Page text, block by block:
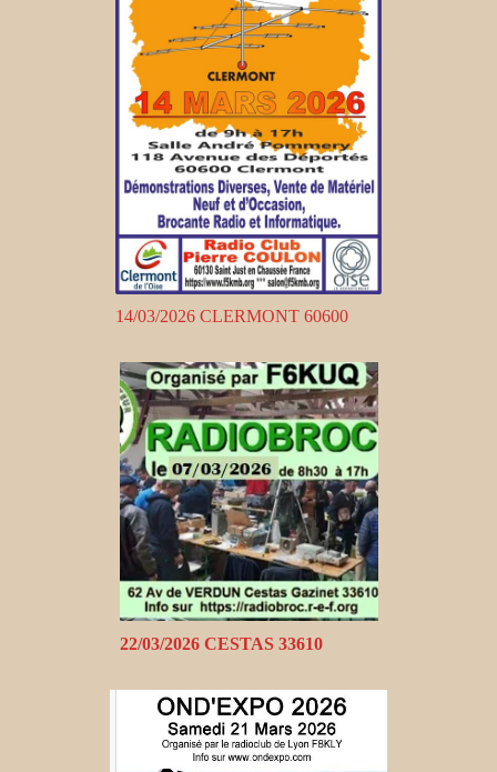
14/03/2026 CLERMONT 60600
22/03/2026 CESTAS 33610